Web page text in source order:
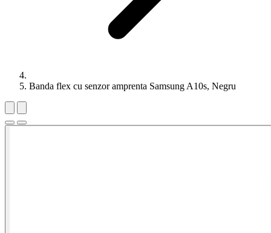
Banda flex cu senzor amprenta Samsung A10s, Negru